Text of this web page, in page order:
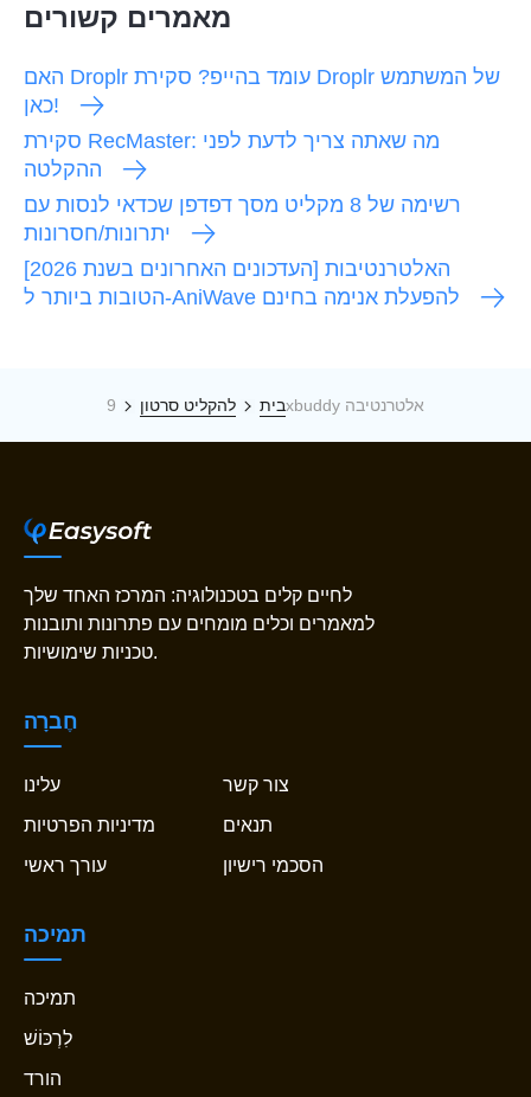
מאמרים קשורים
האם Droplr עומד בהייפ? סקירת Droplr של המשתמש
כאן!
סקירת RecMaster: מה שאתה צריך לדעת לפני
ההקלטה
רשימה של 8 מקליט מסך דפדפן שכדאי לנסות עם
יתרונות/חסרונות
[העדכונים האחרונים בשנת 2026] האלטרנטיבות
הטובות ביותר ל-AniWave להפעלת אנימה בחינם
בית להקליט סרטון 9xbuddy אלטרנטיבה
לחיים קלים בטכנולוגיה: המרכז האחד שלך
למאמרים וכלים מומחים עם פתרונות ותובנות
טכניות שימושיות.
חֶברָה
עלינו
צור קשר
מדיניות הפרטיות
תנאים
עורך ראשי
הסכמי רישיון
תמיכה
תמיכה
לִרְכּוֹשׁ
הורד